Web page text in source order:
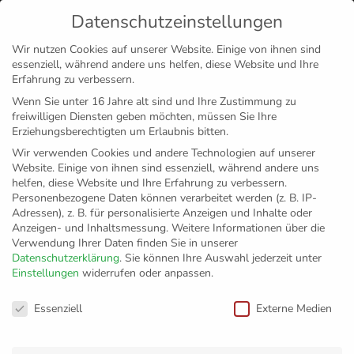
MENÜ
Disclaimer Impressum Datenschutz
Erst Berlin, dann
Datenschutzeinstellungen
Wir nutzen Cookies auf unserer Website. Einige von ihnen sind
essenziell, während andere uns helfen, diese Website und Ihre
Erfahrung zu verbessern.
Wenn Sie unter 16 Jahre alt sind und Ihre Zustimmung zu
freiwilligen Diensten geben möchten, müssen Sie Ihre
Erziehungsberechtigten um Erlaubnis bitten.
Wir verwenden Cookies und andere Technologien auf unserer
Website. Einige von ihnen sind essenziell, während andere uns
helfen, diese Website und Ihre Erfahrung zu verbessern.
Personenbezogene Daten können verarbeitet werden (z. B. IP-
Adressen), z. B. für personalisierte Anzeigen und Inhalte oder
Anzeigen- und Inhaltsmessung. Weitere Informationen über die
Verwendung Ihrer Daten finden Sie in unserer
Datenschutzerklärung. Sie können Ihre Auswahl jederzeit unter
Einstellungen widerrufen oder anpassen.
Datenschutzeinstellungen
Essenziell Externe Medien